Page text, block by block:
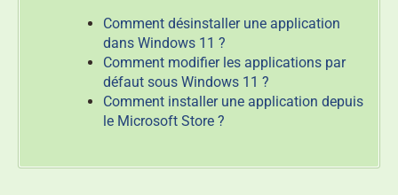
Comment désinstaller une application
dans Windows 11 ?
Comment modifier les applications par
défaut sous Windows 11 ?
Comment installer une application depuis
le Microsoft Store ?